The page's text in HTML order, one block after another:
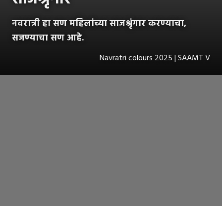
नवरात्री हा सण महिलांच्या साजश्रृंगार करण्याचा,
सजण्याचा सण आहे.
Navratri colours 2025 | SAAMT V